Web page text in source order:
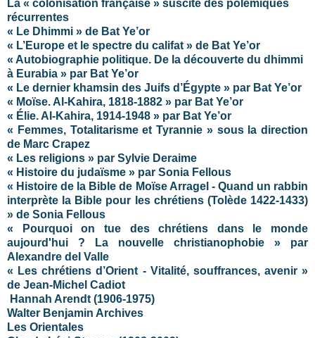
La « colonisation française » suscite des polémiques
récurrentes
« Le Dhimmi » de Bat Ye’or
« L’Europe et le spectre du califat » de Bat Ye’or
« Autobiographie politique. De la découverte du dhimmi
à Eurabia » par Bat Ye’or
« Le dernier khamsin des Juifs d’Égypte » par Bat Ye’or
« Moïse. Al-Kahira, 1818-1882 » par Bat Ye’or
« Élie. Al-Kahira, 1914-1948 » par Bat Ye’or
« Femmes, Totalitarisme et Tyrannie » sous la direction
de Marc Crapez
« Les religions » par Sylvie Deraime
« Histoire du judaïsme » par Sonia Fellous
« Histoire de la Bible de Moïse Arragel - Quand un rabbin
interprète la Bible pour les chrétiens (Tolède 1422-1433)
» de Sonia Fellous
« Pourquoi on tue des chrétiens dans le monde
aujourd'hui ? La nouvelle christianophobie » par
Alexandre del Valle
« Les chrétiens d’Orient - Vitalité, souffrances, avenir »
de Jean-Michel Cadiot
Hannah Arendt (1906-1975)
Walter Benjamin Archives
Les Orientales